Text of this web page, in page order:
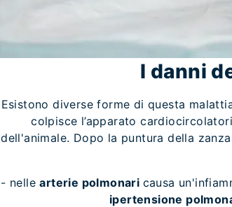
I danni
Esistono diverse forme di questa
colpisce l’apparato
dell'animale. Dopo la puntura della
- nellearterie polmonari causa
ipertensione